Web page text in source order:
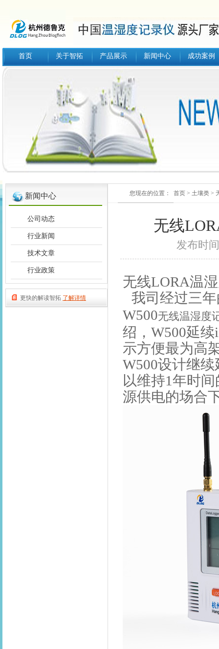
首页 关于智拓 产品展示 新闻中心 成功案例
新闻中心
公司动态
行业新闻
技术文章
行业政策
更快的解读智拓 了解详情
您现在的位置： 首页 > 土壤类 >
无线
发布时
无线LORA温
我司经过三
W500无线温湿度
绍，W500延
示方便最为高
W500设计继
以维持1年时
源供电的场合